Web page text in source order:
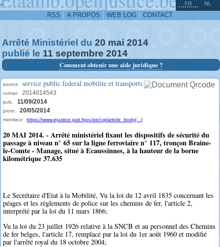
-
RSS A PROPOS WEB LOG CONTACT
FR NL
Arrêté Ministériel du 20 mai 2014
publié le 11 septembre 2014
Comment obtenir une aide juridique ?
source service public federal mobilite et transports
numac 2014014543
pub. 11/09/2014
prom. 20/05/2014
moniteur https://www.ejustice.just.fgov.be/cgi/article_body(...)
20 MAI 2014. - Arrêté ministériel fixant les dispositifs de sécurité du
passage à niveau n° 65 sur la ligne ferroviaire n° 117, tronçon Braine-
le-Comte - Manage, situé à Ecaussinnes, à la hauteur de la borne
kilométrique 37.635
Le Secrétaire d'Etat à la Mobilité, Vu la loi du 12 avril 1835 concernant les
péages et les règlements de police sur les chemins de fer, l'article 2,
interprété par la loi du 11 mars 1866;
Vu la loi du 23 juillet 1926 relative à la SNCB et au personnel des Chemins
de fer belges, l'article 17, remplacé par la loi du 1er août 1960 et modifié
par l'arrêté royal du 18 octobre 2004;
^